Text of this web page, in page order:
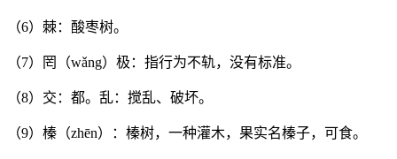
（6）棘：酸枣树。
（7）罔（wǎng）极：指行为不轨，没有标准。
（8）交：都。乱：搅乱、破坏。
（9）榛（zhēn）：榛树，一种灌木，果实名榛子，可食。